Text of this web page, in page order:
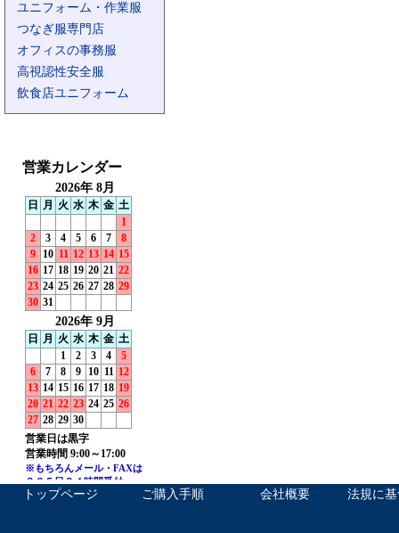
ユニフォーム・作業服
つなぎ服専門店
オフィスの事務服
高視認性安全服
飲食店ユニフォーム
トップページ ご購入手順 会社概要 法規に